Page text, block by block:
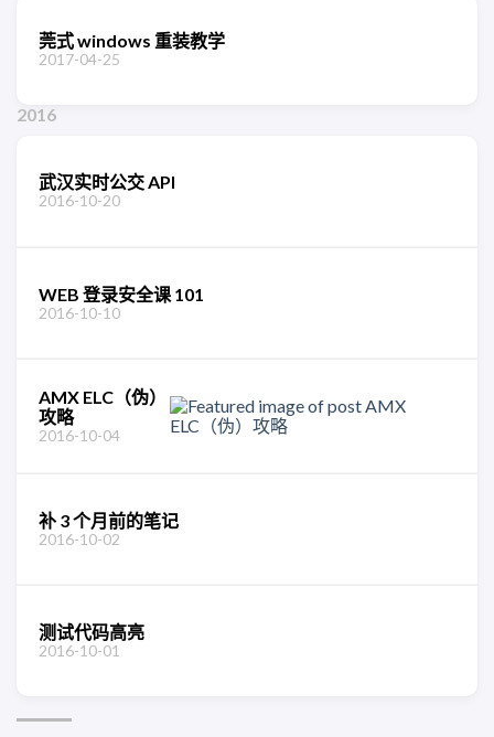
莞式 windows 重装教学
2017-04-25
2016
武汉实时公交 API
2016-10-20
WEB 登录安全课 101
2016-10-10
AMX ELC（伪）
攻略
2016-10-04
补 3 个月前的笔记
2016-10-02
测试代码高亮
2016-10-01